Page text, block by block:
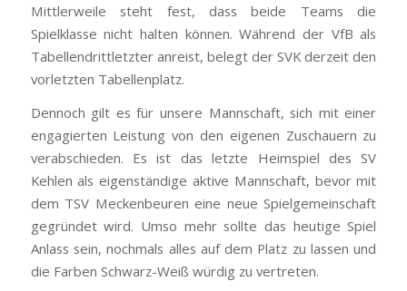
Mittlerweile steht fest, dass beide Teams die
Spielklasse nicht halten können. Während der VfB als
Tabellendrittletzter anreist, belegt der SVK derzeit den
vorletzten Tabellenplatz.
Dennoch gilt es für unsere Mannschaft, sich mit einer
engagierten Leistung von den eigenen Zuschauern zu
verabschieden. Es ist das letzte Heimspiel des SV
Kehlen als eigenständige aktive Mannschaft, bevor mit
dem TSV Meckenbeuren eine neue Spielgemeinschaft
gegründet wird. Umso mehr sollte das heutige Spiel
Anlass sein, nochmals alles auf dem Platz zu lassen und
die Farben Schwarz-Weiß würdig zu vertreten.